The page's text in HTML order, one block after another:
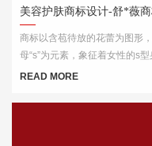
美容护肤商标设计-舒*薇
商标以含苞待放的花蕾为图形
母“s”为元素，象征着女性的s
美的你。
READ MORE